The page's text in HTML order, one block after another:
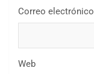
Correo electrónico
Web